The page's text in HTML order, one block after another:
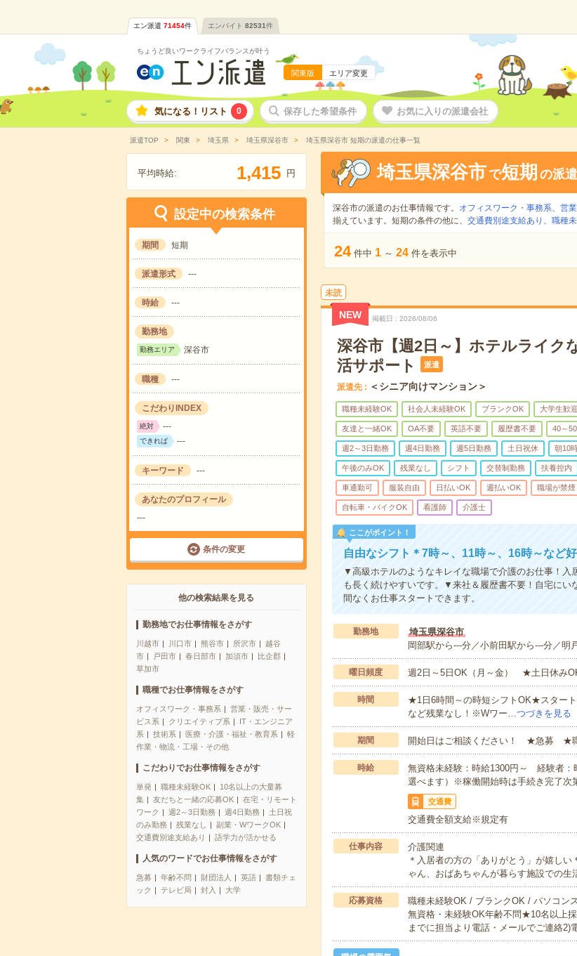
エン派遣 71454件 エンバイト 82531件
ちょうど良いワークライフバランスが叶う
関東版 エリア変更
気になる！リスト 0 保存した希望条件 お気に入りの派遣会社
派遣TOP 関東 埼玉県 埼玉県深谷市 埼玉県深谷市 短期の派遣の仕事一覧
平均時給: 1,415 円
設定中の検索条件
期間 短期
派遣形式 ---
時給 ---
勤務地
勤務エリア 深谷市
職種 ---
こだわりINDEX
絶対 ---
できれば ---
キーワード ---
あなたのプロフィール
---
条件の変更
他の検索結果を見る
勤務地でお仕事情報をさがす
川越市 川口市 熊谷市 所沢市
越谷
市
戸田市 春日部市 加須市
比企郡
草加市
職種でお仕事情報をさがす
オフィスワーク・事務系
営業・販売・サー
ビス系
クリエイティブ系
IT・エンジニア
系
技術系 医療・介護・福祉・教育系
軽
作業・物流・工場・その他
こだわりでお仕事情報をさがす
単発 職種未経験OK
10名以上の大量募
集
友だちと一緒の応募OK
在宅・リモート
ワーク
週2～3日勤務 週4日勤務
土日祝
のみ勤務
残業なし
副業・WワークOK
交通費別途支給あり
語学力が活かせる
人気のワードでお仕事情報をさがす
急募 年齢不問 財団法人 英語
書類チェ
ック
テレビ局 封入 大学
埼玉県深谷市 で短期 の派
深谷市の派遣のお仕事情報です。 オフィスワーク・事務系、 営
揃えています。短期の条件の他に、 交通費別途支給あり 、 職種
24 件中 1 ～ 24 件を表示中
未読
NEW 掲載日 2026/08/06
深谷市【週2日～】ホテルライク
活サポート
派遣
派遣先 ＜シニア向けマンション＞
職種未経験OK 社会人未経験OK ブランクOK 大学生歓迎
友達と一緒OK OA不要 英語不要 履歴書不要 40～
週2～3日勤務 週4日勤務 週5日勤務 土日祝休 朝10
午後のみOK 残業なし シフト 交替制勤務 扶養控内
車通勤可 服装自由 日払いOK 週払いOK 職場が禁煙
自転車・バイクOK 看護師 介護士
ここがポイント！
自由なシフト＊7時～、11時～、16時～など
▼高級ホテルのようなキレイな職場で介護のお仕事！入
も長く続けやすいです。▼来社＆履歴書不要！自宅にい
間なくお仕事スタートできます。
勤務地
埼玉県深谷市
岡部駅から---分／小前田駅から---分／明
曜日頻度 週2日～5日OK（月～金） ★土日休み
時間
★1日6時間～の時短シフトOK★スター
など残業なし！※Wワー…つづきを見る
期間 開始日はご相談ください！ ★急募 ★職
時給
無資格未経験：時給1300円～ 経験者
選べます）※稼働開始時は手続き完了次
交通費
交通費全額支給※規定有
仕事内容
介護関連
＊入居者の方の「ありがとう」が嬉し
ゃん、おばあちゃんが暮らす施設での
応募資格
職種未経験OK / ブランクOK / パソコン
無資格・未経験OK年齢不問★10名以上
までに担当より電話・メールでご連絡2)